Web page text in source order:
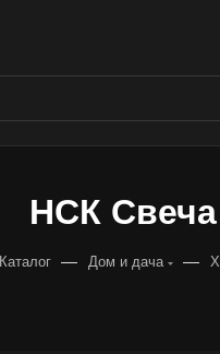
НСК Свеча
Каталог — Дом и дача —